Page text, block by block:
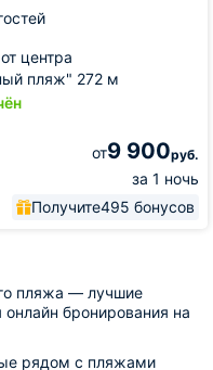
центра
пляж" 272 м
от9 900руб.
за 1 ночь
Получите495 бонусов
пляжа — лучшие
бронирования на
рядом с пляжами